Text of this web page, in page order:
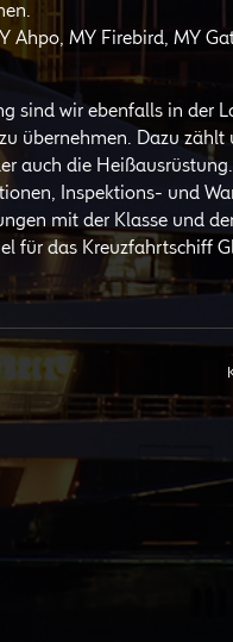
Ahpo, MY Firebird, MY
sind wir ebenfalls in der
übernehmen. Dazu
auch die
Inspektions- und
mit der Klasse und
für das Kreuzfahrtschiff